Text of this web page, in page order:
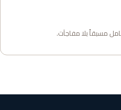
مسبقاً بلا مفاجآت.